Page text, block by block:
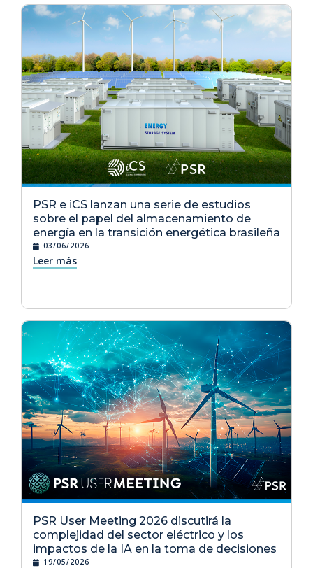
PSR e iCS lanzan una serie de estudios
sobre el papel del almacenamiento de
energía en la transición energética brasileña
03/06/2026
Leer más
PSR User Meeting 2026 discutirá la
complejidad del sector eléctrico y los
impactos de la IA en la toma de decisiones
19/05/2026